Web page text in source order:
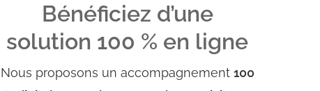
Bénéficiez d’une
solution 100 % en ligne
Nous proposons un accompagnement 100